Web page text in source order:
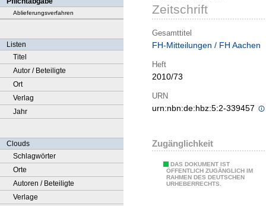
Ablieferungsverfahren
Listen
Titel
Autor / Beteiligte
Ort
Verlag
Jahr
Clouds
Schlagwörter
Orte
Autoren / Beteiligte
Verlage
Zeitschrift
Gesamttitel
FH-Mitteilungen / FH Aachen
Heft
2010/73
URN
urn:nbn:de:hbz:5:2-339457
Zugänglichkeit
DAS DOKUMENT IST
ÖFFENTLICH ZUGÄNGLICH IM
RAHMEN DES DEUTSCHEN
URHEBERRECHTS.